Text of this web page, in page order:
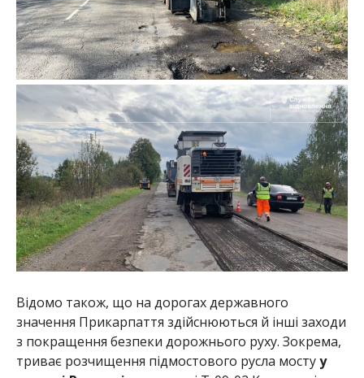
Відомо також, що на дорогах державного
значення Прикарпаття здійснюються й інші заходи
з покращення безпеки дорожнього руху. Зокрема,
триває розчищення підмостового русла мостуу